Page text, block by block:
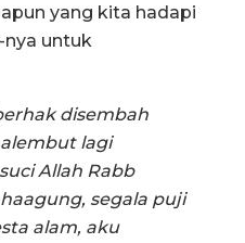
yang kita hadapi
nya untuk
disembah
lagi
Allah Rabb
segala puji
alam, aku